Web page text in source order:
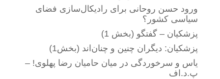
ورود حسن روحانی برای رادیکال‌سازی فضای
سیاسی کشور؟
پزشکیان – گفتگو (بخش 1)
پزشکیان: دیگران چنین و چنان‌اند (بخش1)
یاس و سرخوردگی در میان حامیان رضا پهلوی! –
پ.د.اف